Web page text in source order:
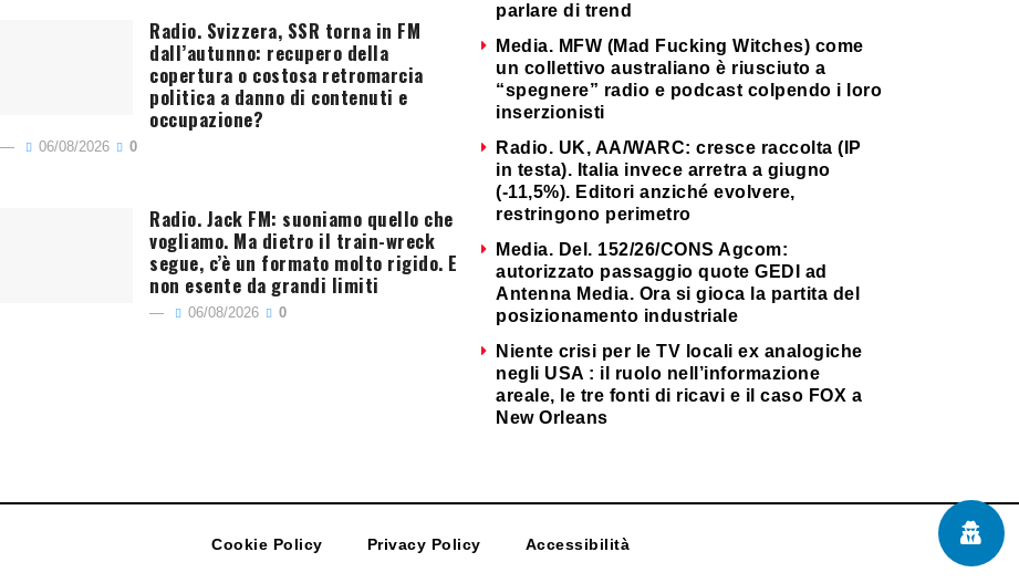
Radio. Svizzera, SSR torna in FM
dall’autunno: recupero della
copertura o costosa retromarcia
politica a danno di contenuti e
occupazione?
06/08/2026 0
Radio. Jack FM: suoniamo quello che
vogliamo. Ma dietro il train-wreck
segue, c’è un formato molto rigido. E
non esente da grandi limiti
06/08/2026 0
parlare di trend
Media. MFW (Mad Fucking Witches) come
un collettivo australiano è riusciuto a
“spegnere” radio e podcast colpendo i loro
inserzionisti
Radio. UK, AA/WARC: cresce raccolta (IP
in testa). Italia invece arretra a giugno
(-11,5%). Editori anziché evolvere,
restringono perimetro
Media. Del. 152/26/CONS Agcom:
autorizzato passaggio quote GEDI ad
Antenna Media. Ora si gioca la partita del
posizionamento industriale
Niente crisi per le TV locali ex analogiche
negli USA : il ruolo nell’informazione
areale, le tre fonti di ricavi e il caso FOX a
New Orleans
Cookie Policy Privacy Policy Accessibilità